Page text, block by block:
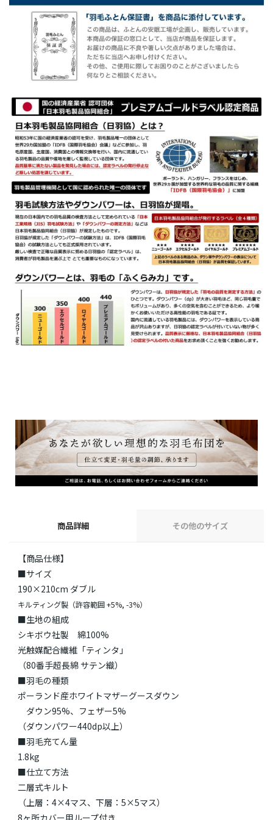
商品詳細 その他のサイズ
【商品仕様】
■サイズ
190×210cm ダブル
キルティング製（許容範囲 +5%, -3%）
■生地の組成
シキボウ社製 綿100%
光触媒配合繊維「ティンタ」
（80番手超長綿 サテン織）
■羽毛の種類
ポーランド産ホワイトマザーグースダウン
ダウン95%、フェザー5%
（ダウンパワー440dp以上）
■羽毛充てん量
1.8kg
■仕立て方法
二層式キルト
（上層：4×4マス、下層：5×5マス）
8ヶ所カバー用ループ付き